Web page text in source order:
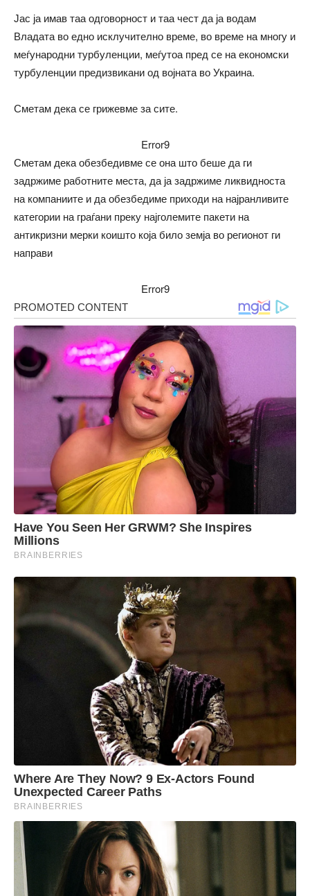
Јас ја имав таа одговорност и таа чест да ја водам
Владата во едно исклучително време, во време на многу и
меѓународни турбуленции, меѓутоа пред се на економски
турбуленции предизвикани од војната во Украина.
Сметам дека се грижевме за сите.
Error9
Сметам дека обезбедивме се она што беше да ги
задржиме работните места, да ја задржиме ликвидноста
на компаниите и да обезбедиме приходи на најранливите
категории на граѓани преку најголемите пакети на
антикризни мерки коишто која било земја во регионот ги
направи
Error9